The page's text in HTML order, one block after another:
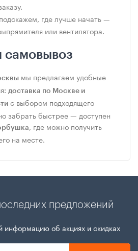
где лучше начать —
или вентилятора.
самовывоз
мы предлагаем удобные
доставка по Москве и
с выбором подходящего
забрать быстрее — доступен
, где можно получить
на месте.
предложений
информацию об акциях и скидках